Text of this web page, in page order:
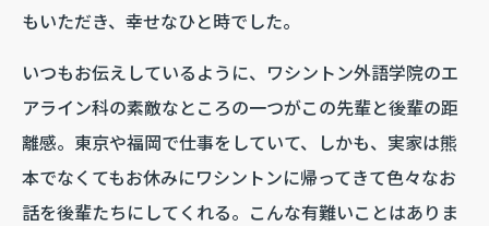
もいただき、幸せなひと時でした。
いつもお伝えしているように、ワシントン外語学院のエ
アライン科の素敵なところの一つがこの先輩と後輩の距
離感。東京や福岡で仕事をしていて、しかも、実家は熊
本でなくてもお休みにワシントンに帰ってきて色々なお
話を後輩たちにしてくれる。こんな有難いことはありま